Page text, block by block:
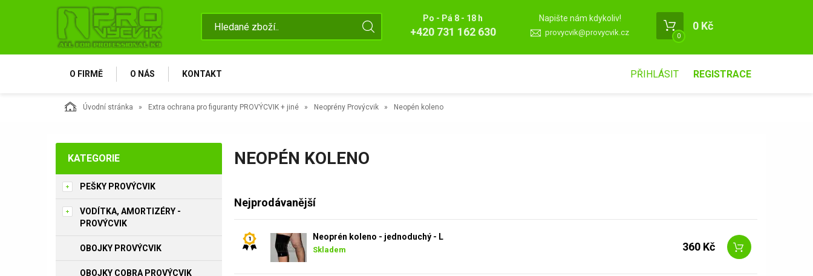
Po - Pá 8 - 18 h
+420 731 162 630
Napište nám kdykoliv!
provycvik@provycvik.cz 0
0 Kč
O FIRMĚ O NÁS KONTAKT PŘIHLÁSIT REGISTRACE
Úvodní stránka Extra ochrana pro figuranty PROVÝCVIK + jiné Neoprény Provýcvik Neopén koleno
KATEGORIE
PEŠKY PROVÝCVIK
VODÍTKA, AMORTIZÉRY -
PROVÝCVIK
OBOJKY PROVÝCVIK
OBOJKY COBRA PROVÝCVIK
NEOPÉN KOLENO
Nejprodávanější
Neoprén koleno - jednoduchý - L
Skladem 360 Kč